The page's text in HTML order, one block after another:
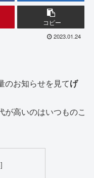
コピー
2023.01.24
のお知らせを見てげ
が高いのはいつものこ